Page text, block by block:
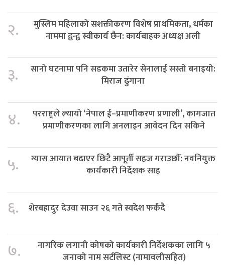
२.
मुस्लिम महिलाको सशक्तीकरण विशेष प्राथमिकता, धर्मका
नाममा द्वन्द्व स्वीकार्य छैन: कार्यबाहक अध्यक्ष अली
३.
सानो घटनामा पनि सडकमा उतारेर सेनालाई सस्तो बनाइयो:
मिराज ढुंगाना
४.
परराष्ट्रले ल्यायो ‘नेपाल ई–प्रमाणीकरण प्रणाली’, कागजात
प्रमाणीकरणका लागि अनलाइन आवेदन दिन सकिने
५.
ग्यास आयात बढाएर छिटै आपूर्ती सहज गराउछौँ: नवनियुक्त
कार्यकारी निर्देशक साह
६. शेरबहादुर देउवा साउन २६ गते स्वदेश फर्कंदै
७.
नागरिक लगानी कोषको कार्यकारी निर्देशकका लागि ५
जनाको नाम सर्टलिस्ट (नामावलीसहित)